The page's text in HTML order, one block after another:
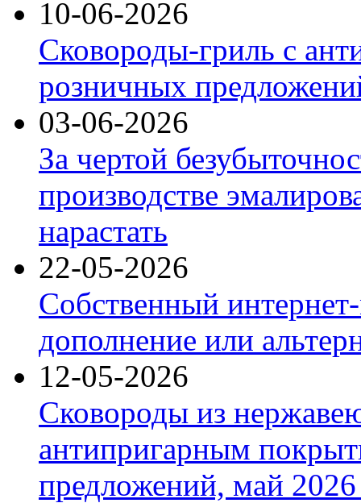
10-06-2026
Сковороды-гриль с
розничных
03-06-2026
За чертой
производстве
нарастать
22-05-2026
Собственный
дополнение или
12-05-2026
Сковороды из
антипригарным
предложений, май 2026